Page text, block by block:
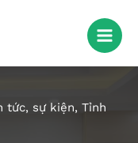
tức, sự kiện, Tỉnh